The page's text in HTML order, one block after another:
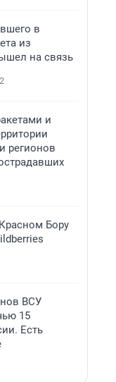
в
из
на связь
и
регионов
Бору
ВСУ
15
Есть